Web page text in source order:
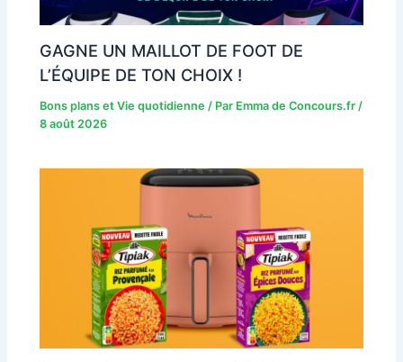
GAGNE UN MAILLOT DE FOOT DE
L’ÉQUIPE DE TON CHOIX !
Bons plans et Vie quotidienne / Par Emma de Concours.fr /
8 août 2026